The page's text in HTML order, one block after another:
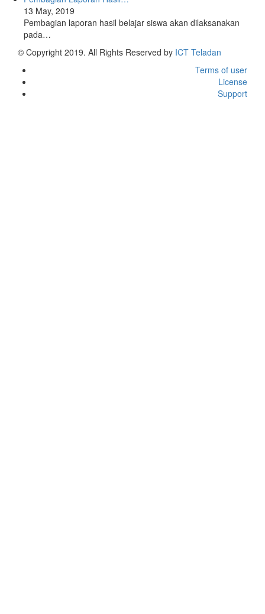
13 May, 2019
Pembagian laporan hasil belajar siswa akan dilaksanakan
pada…
© Copyright 2019. All Rights Reserved by ICT Teladan
Terms of user
License
Support